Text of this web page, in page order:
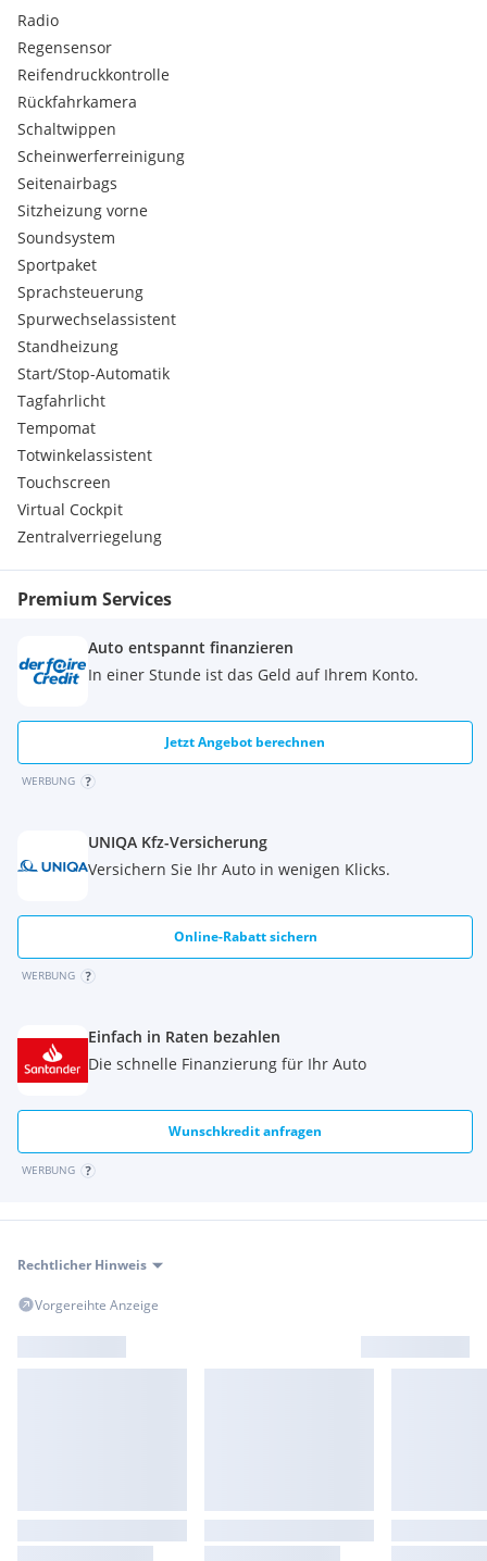
Radio
Regensensor
Reifendruckkontrolle
Rückfahrkamera
Schaltwippen
Scheinwerferreinigung
Seitenairbags
Sitzheizung vorne
Soundsystem
Sportpaket
Sprachsteuerung
Spurwechselassistent
Standheizung
Start/Stop-Automatik
Tagfahrlicht
Tempomat
Totwinkelassistent
Touchscreen
Virtual Cockpit
Zentralverriegelung
Premium Services
Auto entspannt finanzieren
In einer Stunde ist das Geld auf Ihrem Konto.
Jetzt Angebot berechnen
WERBUNG
UNIQA Kfz-Versicherung
Versichern Sie Ihr Auto in wenigen Klicks.
Online-Rabatt sichern
WERBUNG
Einfach in Raten bezahlen
Die schnelle Finanzierung für Ihr Auto
Wunschkredit anfragen
WERBUNG
Rechtlicher Hinweis
Vorgereihte Anzeige